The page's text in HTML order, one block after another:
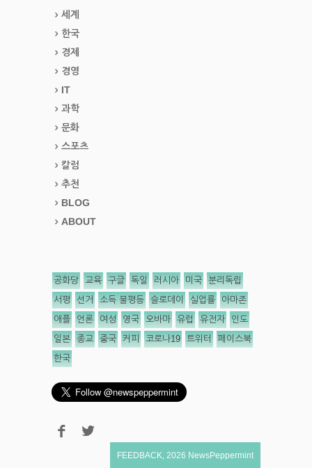
세계
한국
경제
경영
IT
과학
문화
스포츠
칼럼
추천
BLOG
ABOUT
공화당 교육 구글 독일 러시아 미국 분리독립
서평 선거 소득 불평등 슬로데이 실업률 아마존
애플 언론 여성 영국 오바마 유럽 유전자 인도
일본 종교 중국 커피 코로나19 트위터 페이스북
한국
FEEDBACK 2026 NewsPeppermint